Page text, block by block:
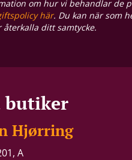
om hur vi behandlar de
här. Du kan när som
ditt samtycke.
butiker
Hjørring
A